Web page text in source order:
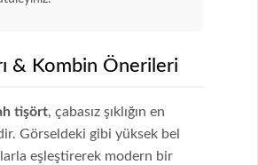
& Kombin Önerileri
tişört, çabasız şıklığın en
Görseldeki gibi yüksek bel
eşleştirerek modern bir